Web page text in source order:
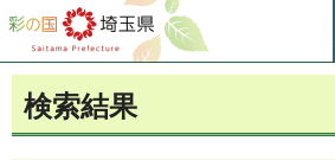
彩の国 埼玉県
検索結果